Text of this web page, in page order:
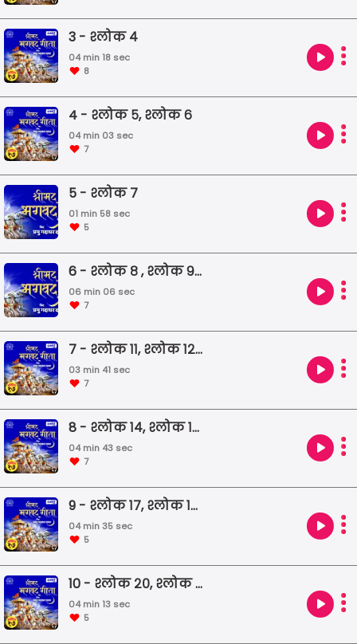
3 - श्लोक ४
04 min 18 sec
8
4 - श्लोक ५, श्लोक ६
04 min 03 sec
7
5 - श्लोक ७
01 min 58 sec
5
6 - श्लोक ८ , श्लोक ९ और श्लोक १०
06 min 06 sec
7
7 - श्लोक ११, श्लोक १२ और श्लोक १३
03 min 41 sec
7
8 - श्लोक १४, श्लोक १५ और श्लोक १६
04 min 43 sec
7
9 - श्लोक १७, श्लोक १८ और श्लोक १९
04 min 35 sec
5
10 - श्लोक २०, श्लोक २१ और श्लोक २२
04 min 13 sec
5